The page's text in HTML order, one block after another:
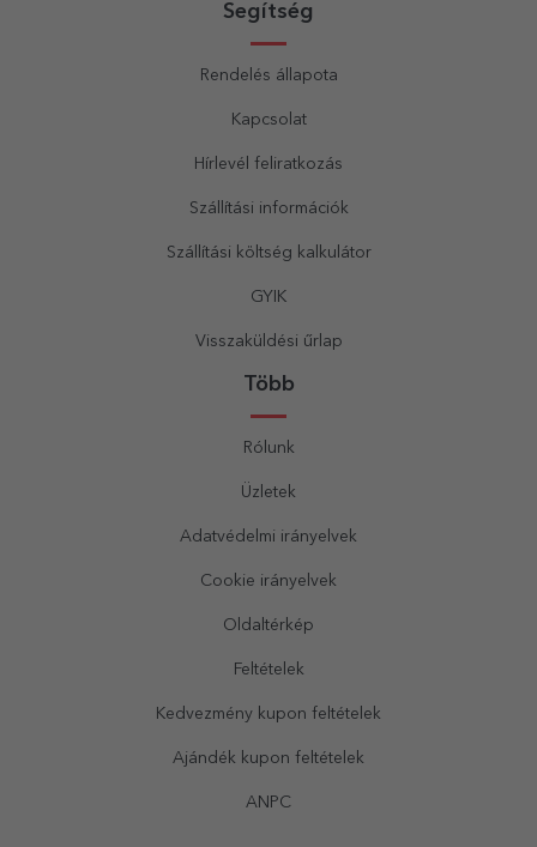
Segítség
Rendelés állapota
Kapcsolat
Hírlevél feliratkozás
Szállítási információk
Szállítási költség kalkulátor
GYIK
Visszaküldési űrlap
Több
Rólunk
Üzletek
Adatvédelmi irányelvek
Cookie irányelvek
Oldaltérkép
Feltételek
Kedvezmény kupon feltételek
Ajándék kupon feltételek
ANPC